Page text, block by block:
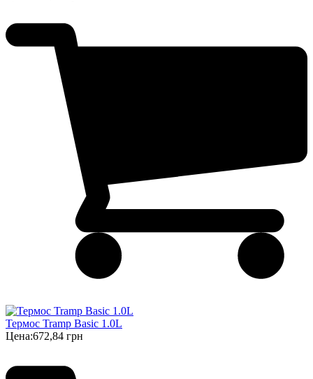
Термос Tramp Basic 1.0L
Цена:672,84 грн